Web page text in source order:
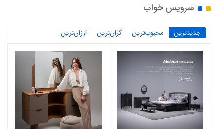
سرویس خواب
جدیدترین محبوب‌ترین گران‌ترین ارزان‌ترین